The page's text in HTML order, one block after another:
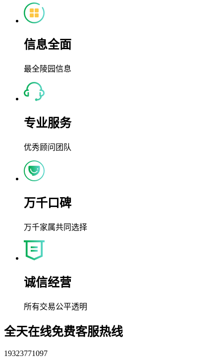
信息全面
最全陵园信息
专业服务
优秀顾问团队
万千口碑
万千家属共同选择
诚信经营
所有交易公平透明
全天在线免费客服热线
19323771097